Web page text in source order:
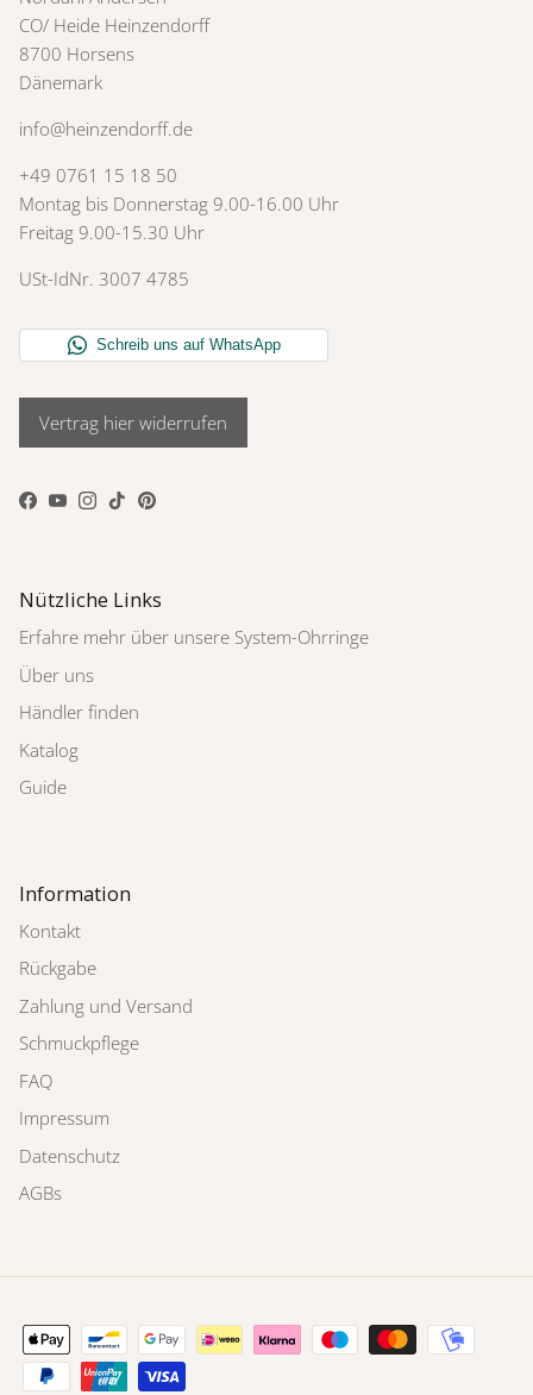
CO/ Heide Heinzendorff
8700 Horsens
Dänemark
info@heinzendorff.de
+49 0761 15 18 50
Montag bis Donnerstag 9.00-16.00 Uhr
Freitag 9.00-15.30 Uhr
USt-IdNr. 3007 4785
Vertrag hier widerrufen
Facebook
YouTube
Instagram
TikTokPinterest
Nützliche Links
Erfahre mehr über unsere System-Ohrringe
Über uns
Händler finden
Katalog
Guide
Information
Kontakt
Rückgabe
Zahlung und Versand
Schmuckpflege
FAQ
Impressum
Datenschutz
AGBs